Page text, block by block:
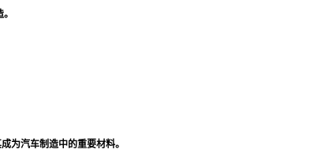
。
为汽车制造中的重要材料。